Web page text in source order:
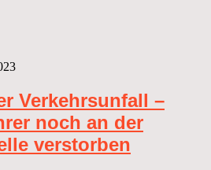
Verkehrsunfall –
noch an der
verstorben